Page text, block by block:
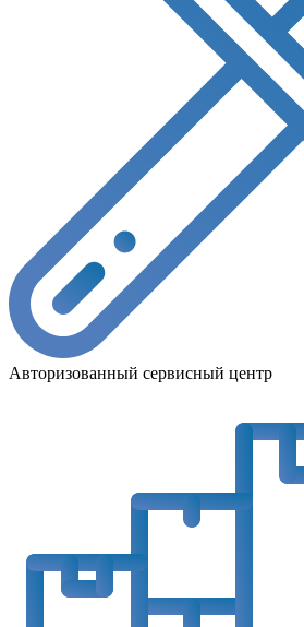
Авторизованный сервисный центр